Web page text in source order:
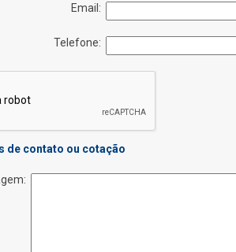
Email:
Telefone:
de contato ou cotação